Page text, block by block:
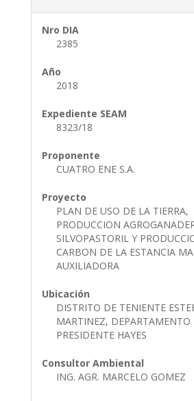
Nro DIA
2385
Año
2018
Expediente SEAM
8323/18
Proponente
CUATRO ENE S.A.
Proyecto
PLAN DE USO DE LA TIERRA,
PRODUCCION
SILVOPASTORIL Y
CARBON DE LA ESTANCIA
AUXILIADORA
Ubicación
DISTRITO DE TENIENTE
MARTINEZ, DEPARTAMENTO
PRESIDENTE HAYES
Consultor Ambiental
ING. AGR. MARCELO GOMEZ